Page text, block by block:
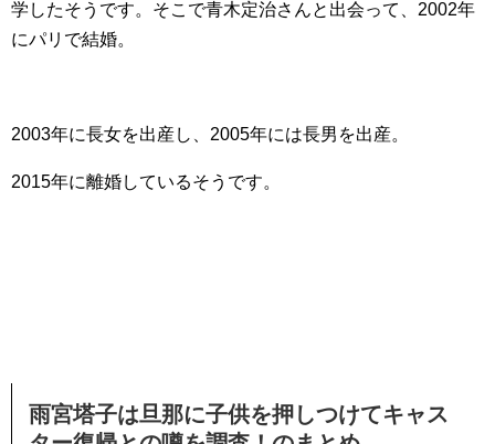
学したそうです。そこで青木定治さんと出会って、2002年
にパリで結婚。
2003年に長女を出産し、2005年には長男を出産。
2015年に離婚しているそうです。
雨宮塔子は旦那に子供を押しつけてキャス